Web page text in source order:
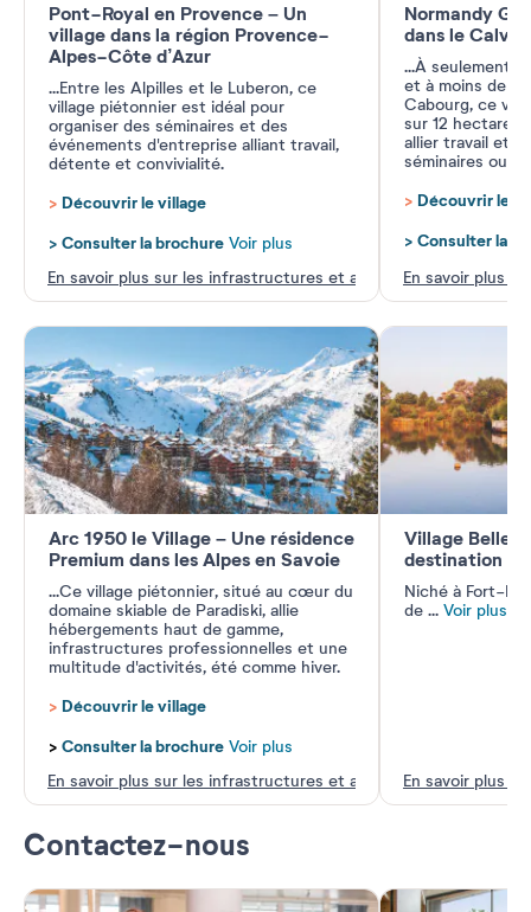
Pont-Royal en Provence – Un
village dans la région Provence-
Alpes-Côte d’Azur
...Entre les Alpilles et le Luberon, ce
village piétonnier est idéal pour
organiser des séminaires et des
événements d'entreprise alliant travail,
détente et convivialité.
> Découvrir le village
> Consulter la brochure Voir plus
En savoir plus sur les infrastructures et activités
Normandy
dans le
...À seulement 8
et à moins de
Cabourg, ce
sur 12 hectares
allier travail et
séminaires ou
> Découvrir le
> Consulter la
En savoir plus
Arc 1950 le Village – Une résidence
Premium dans les Alpes en Savoie
...Ce village piétonnier, situé au cœur du
domaine skiable de Paradiski, allie
hébergements haut de gamme,
infrastructures professionnelles et une
multitude d'activités, été comme hiver.
> Découvrir le village
> Consulter la brochure Voir plus
En savoir plus sur les infrastructures et activités
Village Belle
destination
Niché à Fort-
de ... Voir plus
En savoir plus
Contactez-nous